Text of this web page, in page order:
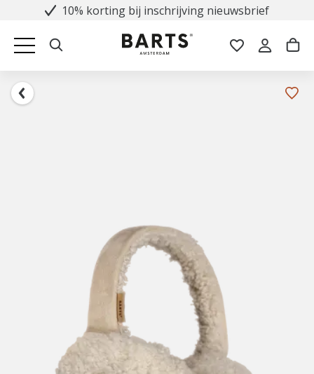
10% korting bij inschrijving nieuwsbrief